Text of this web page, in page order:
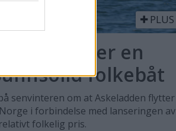
PLUS
BR 66 er en
folkebåt
senvinteren om at Askeladden flytter
i forbindelse med lanseringen av
folkelig pris.